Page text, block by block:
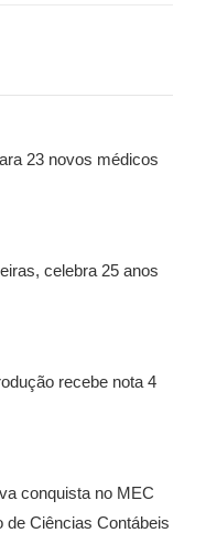
23 novos médicos
celebra 25 anos
recebe nota 4
conquista no MEC
Ciências Contábeis